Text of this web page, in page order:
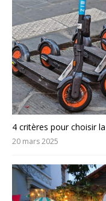
4 critères pour choisir
20 mars 2025